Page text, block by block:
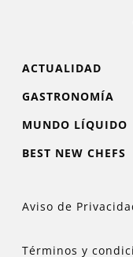
ACTUALIDAD
GASTRONOMÍA
MUNDO LÍQUIDO
BEST NEW CHEFS
Aviso de
Términos y